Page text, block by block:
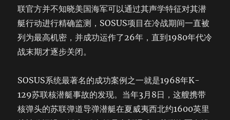
联官方并不知晓美国海军可以通过其声学特征对其潜
艇行动进行精确监测，SOSUS项目在冷战期间一直被
列为最高机密，并成功运作了26年，直到1980年代冷
战末期才逐步关闭。
SOSUS系统最著名的成功案例之一就是1968年K-
129苏联核潜艇事故的发现。当年3月8日，这艘携带
核弹头的苏联弹道导弹潜艇在夏威夷西北约1600英里